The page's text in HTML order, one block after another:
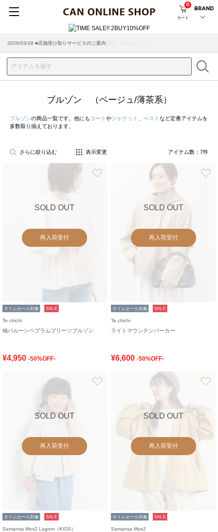
カート
0
BRAND
2026/03/18 ■店舗受け取りサービスのご案内
ブルゾン （ベージュ/薄茶系）
ブルゾンの商品一覧です。他にも コート やジャケット ベスト など定番アイテムを
多数取り揃えております。
さらに絞り込む 表示変更 アイテム数： 7件
SOLD OUT
再入荷受付
タイムセール対象 SALE
Te chichi
袖バルーンペプラムプリーツブルゾン
¥4,950 -50%OFF-
SOLD OUT
再入荷受付
タイムセール対象 SALE
Te chichi
ライトマウンテンパーカー
¥6,600 -50%OFF-
SOLD OUT
再入荷受付
タイムセール対象 SALE
Samansa Mos2 Lagom（KIDS）
SOLD OUT
再入荷受付
タイムセール対象 SALE
Samansa Mos2